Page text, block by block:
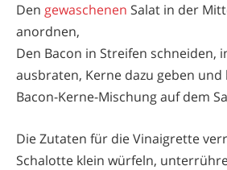
Den gewaschenen Salat in der
anordnen,
Den Bacon in Streifen schneiden,
ausbraten, Kerne dazu geben
Bacon-Kerne-Mischung auf dem
Die Zutaten für die Vinaigrette
Schalotte klein würfeln,